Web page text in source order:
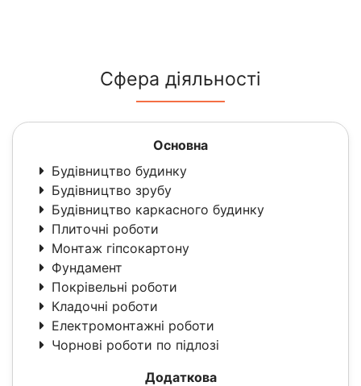
Сфера діяльності
Основна
Будівництво будинку
Будівництво зрубу
Будівництво каркасного будинку
Плиточні роботи
Монтаж гіпсокартону
Фундамент
Покрівельні роботи
Кладочні роботи
Електромонтажні роботи
Чорнові роботи по підлозі
Додаткова